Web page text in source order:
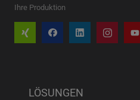
Ihre Produktion
LÖSUNGEN